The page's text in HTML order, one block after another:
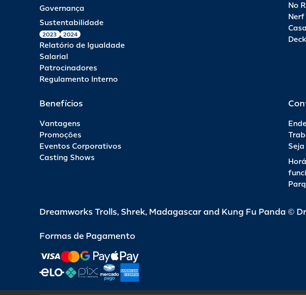
Governança
Sustentabilidade
2023 2024
Relatório de Igualdade
Salarial
Patrocinadores
Regulamento Interno
No
Nerf
Benefícios
Vantagens
Promoções
Eventos Corporativos
Casting Shows
Dreamworks Trolls, Shrek, Madagascar and Kung Fu Panda ©
Formas de Pagamento